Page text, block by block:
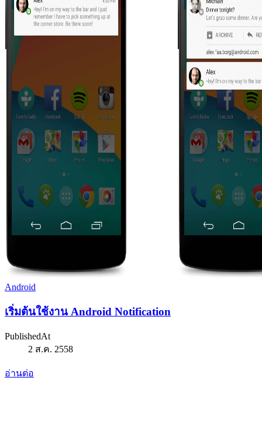
Android
เริ่มต้นใช้งาน Android Notification
PublishedAt
2 ส.ค. 2558
อ่านต่อ